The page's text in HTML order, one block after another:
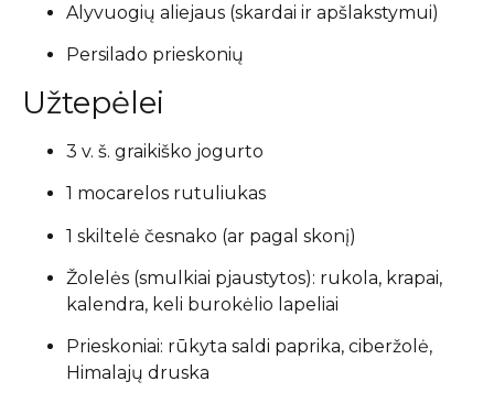
Alyvuogių aliejaus (skardai ir apšlakstymui)
Persilado prieskonių
Užtepėlei
3 v. š. graikiško jogurto
1 mocarelos rutuliukas
1 skiltelė česnako (ar pagal skonį)
Žolelės (smulkiai pjaustytos): rukola, krapai,
kalendra, keli burokėlio lapeliai
Prieskoniai: rūkyta saldi paprika, ciberžolė,
Himalajų druska